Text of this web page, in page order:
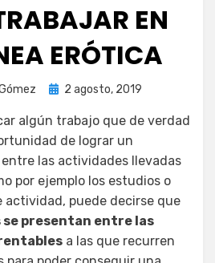
EN
ERÓTICA
Publicada
2 agosto, 2019
algún trabajo que de verdad
de lograr un
las actividades llevadas
por ejemplo los estudios o
actividad, puede decirse que
presentan entre las
a las que recurren